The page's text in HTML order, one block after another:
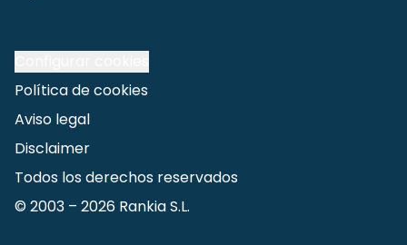
Política de cookies
Aviso legal
Disclaimer
Todos los derechos reservados
© 2003 – 2026 Rankia S.L.